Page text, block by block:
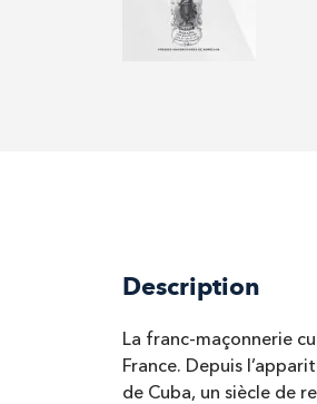
Description
La franc-maçonnerie
France. Depuis
de Cuba, un siècle de